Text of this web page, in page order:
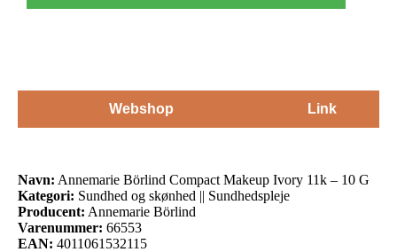
Webshop Link
Navn: Annemarie Börlind Compact Makeup Ivory 11k – 10 G
Kategori: Sundhed og skønhed || Sundhedspleje
Producent: Annemarie Börlind
Varenummer: 66553
EAN: 4011061532115